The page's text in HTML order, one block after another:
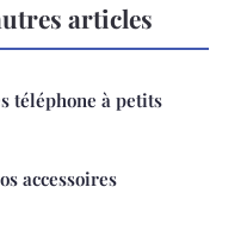
articles
téléphone à petits
accessoires